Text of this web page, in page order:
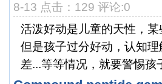
8-13 点击：129 评论:0
活泼好动是儿童的天性，
但是孩子过分好动，认知
差...等等情况，就要警惕